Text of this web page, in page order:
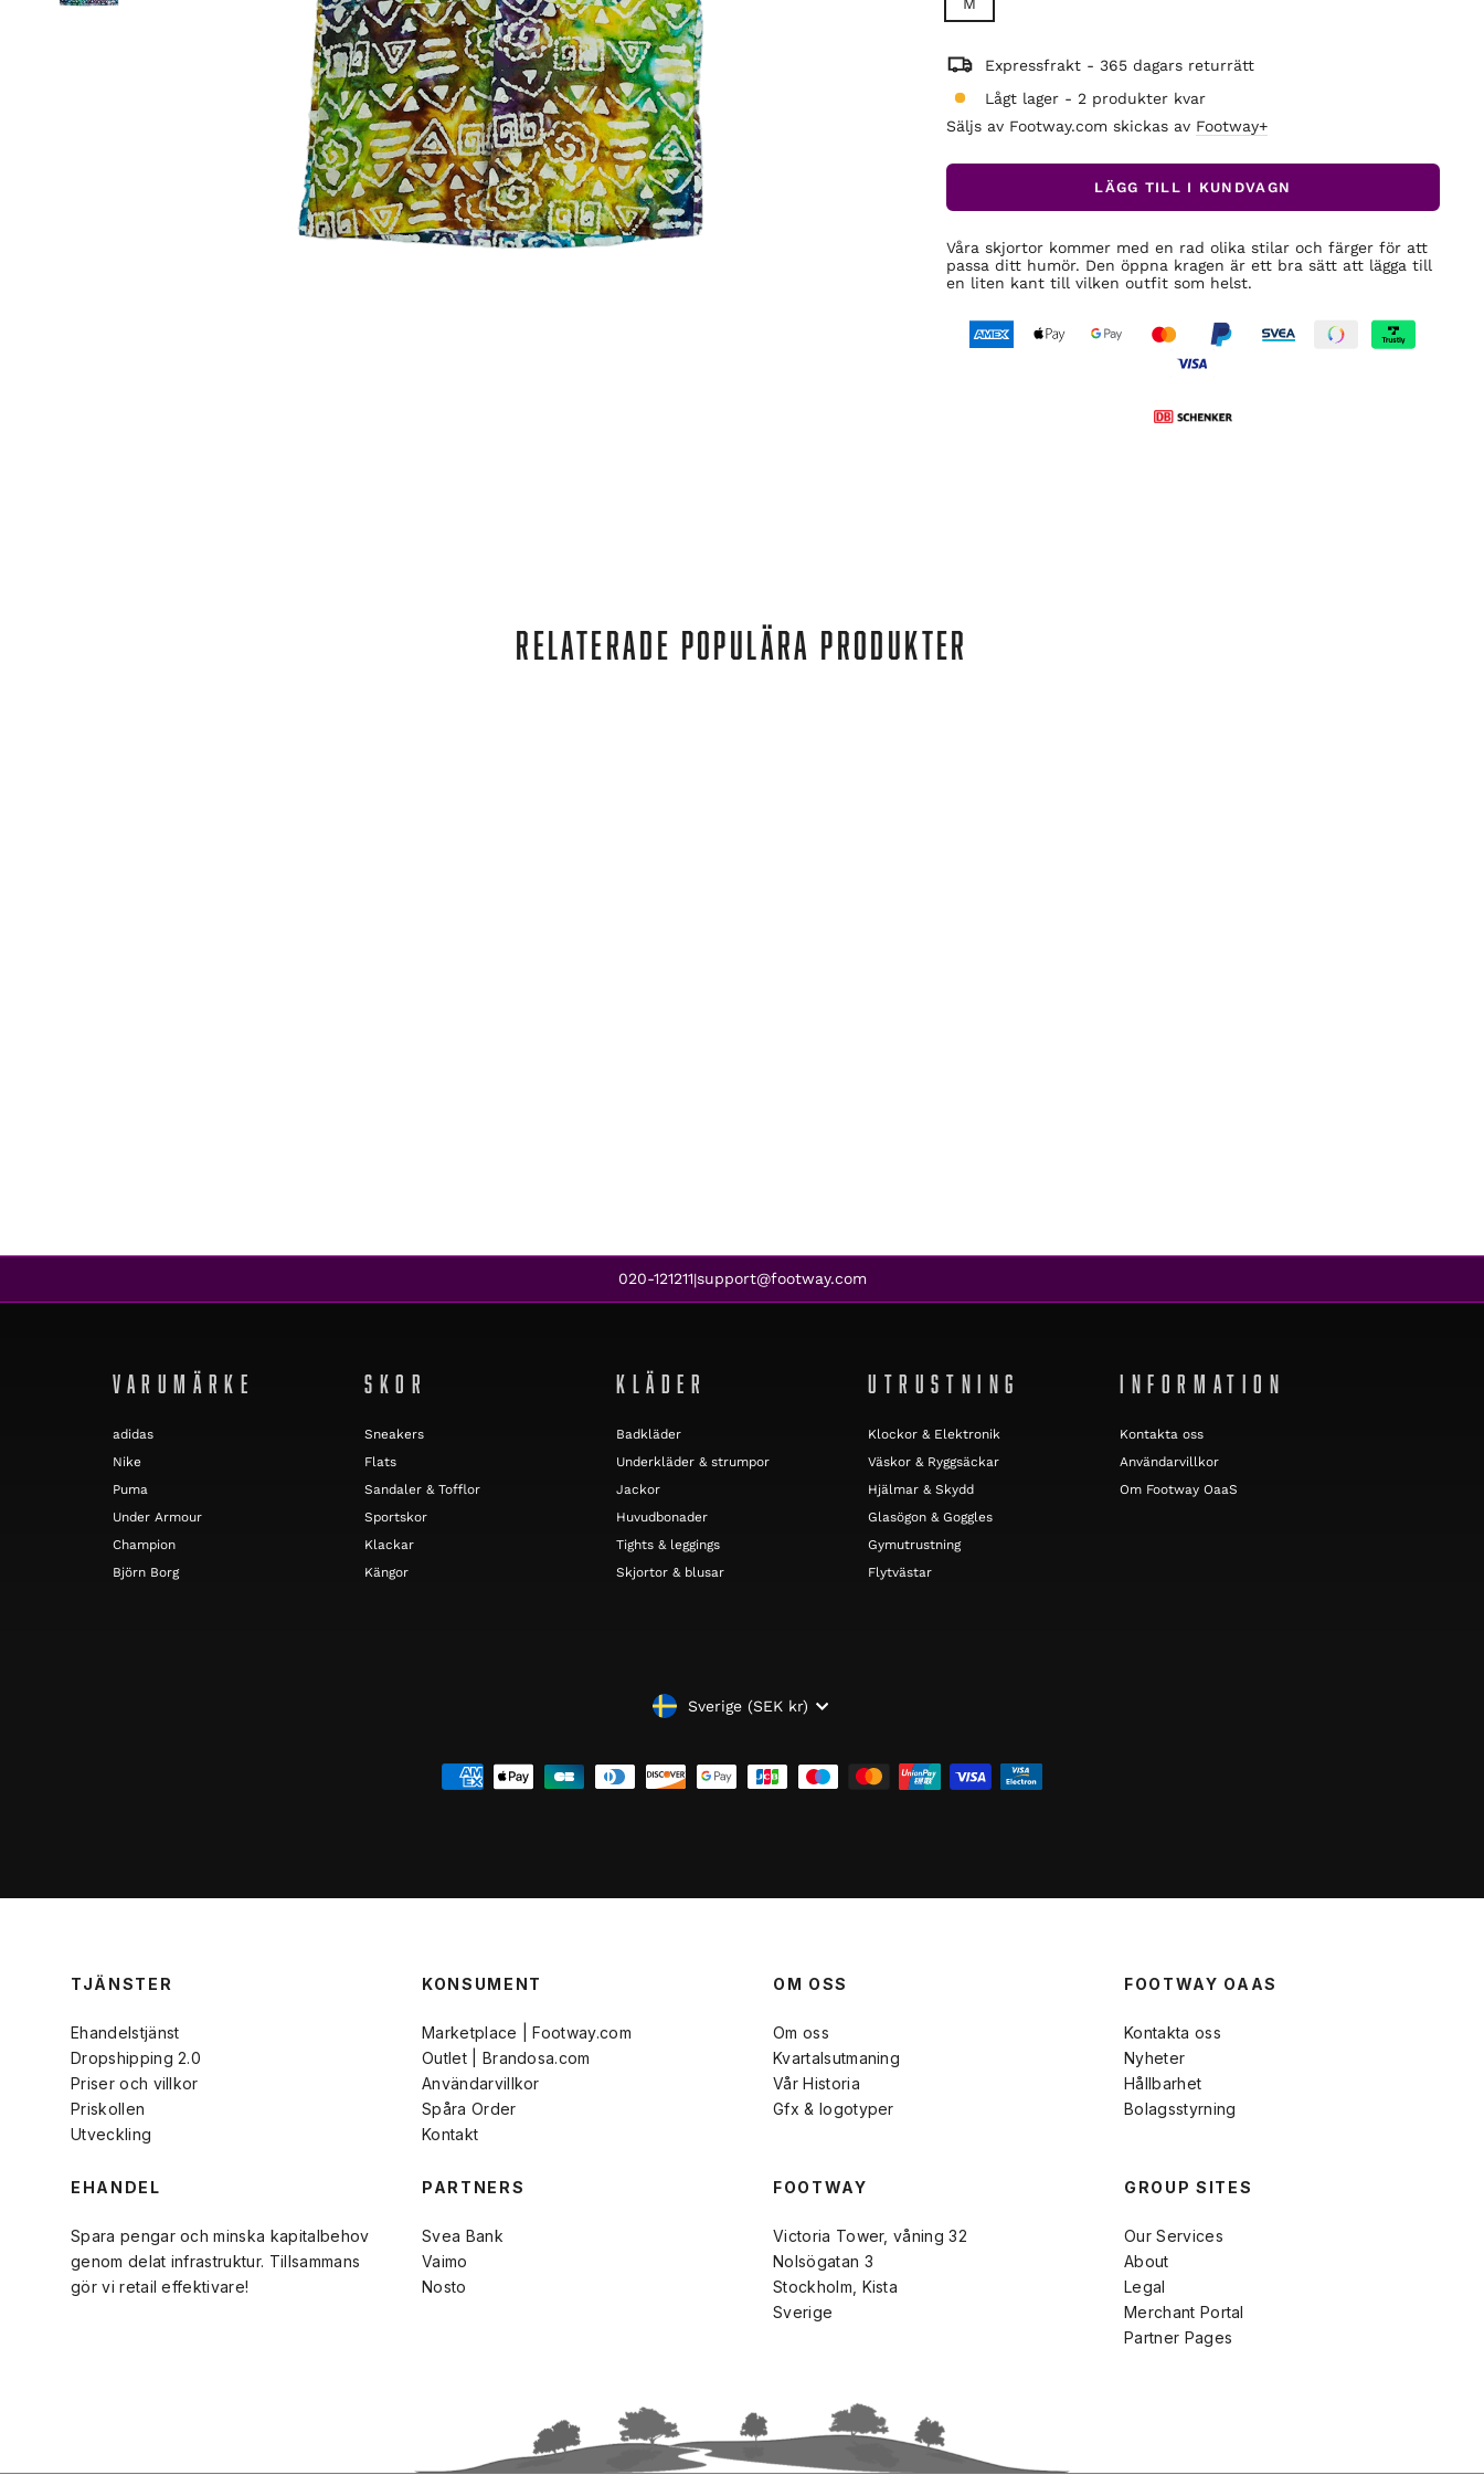
M
Expressfrakt - 365 dagars returrätt
Lågt lager - 2 produkter kvar
Säljs av Footway.com skickas av Footway+
LÄGG TILL I KUNDVAGN
Våra skjortor kommer med en rad olika stilar och färger för att
passa ditt humör. Den öppna kragen är ett bra sätt att lägga till
en liten kant till vilken outfit som helst.
RELATERADE POPULÄRA PRODUKTER
020-121211|support@footway.com
VARUMÄRKE
adidas
Nike
Puma
Under Armour
Champion
Björn Borg
SKOR
Sneakers
Flats
Sandaler & Tofflor
Sportskor
Klackar
Kängor
KLÄDER
Badkläder
Underkläder & strumpor
Jackor
Huvudbonader
Tights & leggings
Skjortor & blusar
UTRUSTNING
Klockor & Elektronik
Väskor & Ryggsäckar
Hjälmar & Skydd
Glasögon & Goggles
Gymutrustning
Flytvästar
INFORMATION
Kontakta oss
Användarvillkor
Om Footway OaaS
VALUTA
Sverige (SEK kr)
TJÄNSTER
Ehandelstjänst
Dropshipping 2.0
Priser och villkor
Priskollen
Utveckling
KONSUMENT
Marketplace | Footway.com
Outlet | Brandosa.com
Användarvillkor
Spåra Order
Kontakt
OM OSS
Om oss
Kvartalsutmaning
Vår Historia
Gfx & logotyper
FOOTWAY OAAS
Kontakta oss
Nyheter
Hållbarhet
Bolagsstyrning
EHANDEL
Spara pengar och minska kapitalbehov
genom delat infrastruktur. Tillsammans
gör vi retail effektivare!
PARTNERS
Svea Bank
Vaimo
Nosto
FOOTWAY
Victoria Tower, våning 32
Nolsögatan 3
Stockholm, Kista
Sverige
GROUP SITES
Our Services
About
Legal
Merchant Portal
Partner Pages